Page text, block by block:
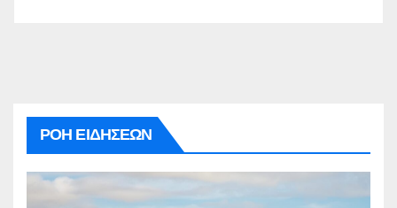
ΡΟΗ ΕΙΔΗΣΕΩΝ